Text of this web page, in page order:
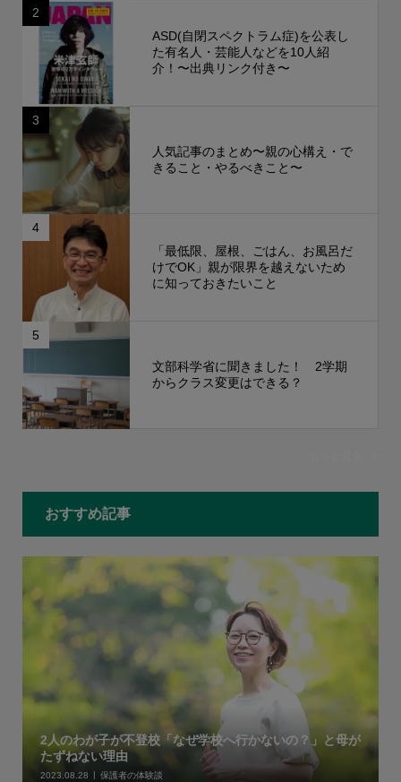
2
ASD(自閉スペクトラム症)を公表し
た有名人・芸能人などを10人紹
介！〜出典リンク付き〜
3
人気記事のまとめ〜親の心構え・で
きること・やるべきこと〜
4
「最低限、屋根、ごはん、お風呂だ
けでOK」親が限界を越えないため
に知っておきたいこと
5
文部科学省に聞きました！ 2学期
からクラス変更はできる？
おすすめ記事
2人のわが子が不登校「なぜ学校へ行かないの？」と母が
たずねない理由
2023.08.28 保護者の体験談